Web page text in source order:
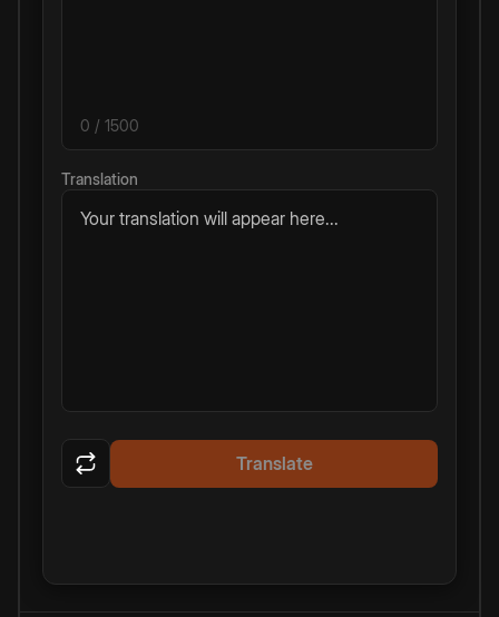
0 / 1500
Translation
Your translation will appear here...
Translate